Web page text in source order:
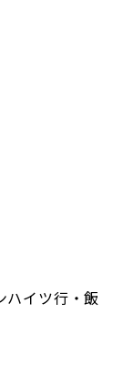
ハイツ行・飯